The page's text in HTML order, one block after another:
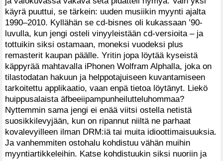
käyrä puuttui, se tärkein: uuden musiikin myynti ajalta
1990–2010. Kyllähän se cd-bisnes oli kukassaan ’90-
luvulla, kun jengi osteli vinyyleistään cd-versioita – ja
tottuikin siksi ostamaan, moneksi vuodeksi plus
remasterit kaupan päälle. Yritin jopa löytää kyseistä
käppyrää mahtavalla iPhonen Wolfram Alphalla, joka on
tilastodatan hakuun ja helppotajuiseen kuvantamiseen
tarkoitettu applikaatio, vaan enpä tietoa löytänyt. Liekö
huippusalaista äfbeeiipampunheilutteluhommaa?
Nyttemmin sama jengi ei enää viitsi ostella netistä
suosikkilevyjään, kun on ripannut niiltä ne parhaat
kovalevyilleen ilman DRM:iä tai muita idioottimaisuuksia.
Ja vanhemmiten ostohalu kohdistuu vähän muihin
myyntiartikkeleihin. Katse kohdistuukin siksi nuoriin ja